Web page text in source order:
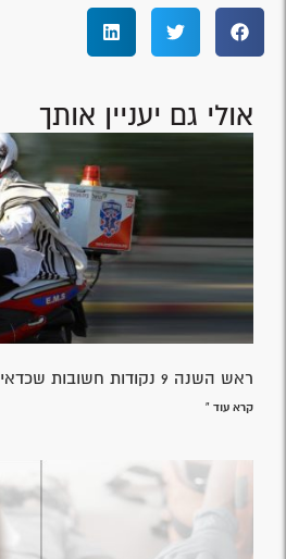
אולי גם יעניין אותך
ראש השנה 9 נקודות חשובות שכדאי לדעת
קרא עוד »